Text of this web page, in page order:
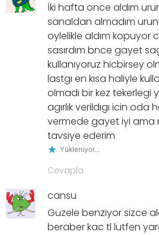
İki hafta once aldım
sanaldan almadım
oylelikle aldım kopuyor
sasırdım bnce gayet
kullanıyoruz hicbirsey
lastgı en kısa haliyle
olmadı bir kez tekerlegi
agırlık verildıgı icin oda
vermede gayet iyi ama
tavsiye ederim
Yükleniyor...
Cevapla
cansu
Guzele benziyor sizce
beraber kac tl lutfen